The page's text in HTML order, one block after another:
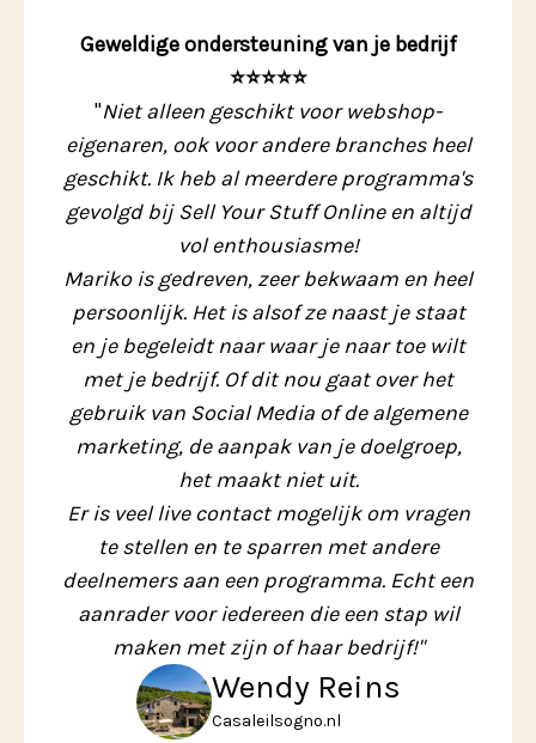
Geweldige ondersteuning van je bedrijf
⭐️⭐️⭐️⭐️⭐️
"Niet alleen geschikt voor webshop-
eigenaren, ook voor andere branches heel
geschikt. Ik heb al meerdere programma's
gevolgd bij Sell Your Stuff Online en altijd
vol enthousiasme!
Mariko is gedreven, zeer bekwaam en heel
persoonlijk. Het is alsof ze naast je staat
en je begeleidt naar waar je naar toe wilt
met je bedrijf. Of dit nou gaat over het
gebruik van Social Media of de algemene
marketing, de aanpak van je doelgroep,
het maakt niet uit.
Er is veel live contact mogelijk om vragen
te stellen en te sparren met andere
deelnemers aan een programma. Echt een
aanrader voor iedereen die een stap wil
maken met zijn of haar bedrijf!"
Wendy Reins
Casaleilsogno.nl